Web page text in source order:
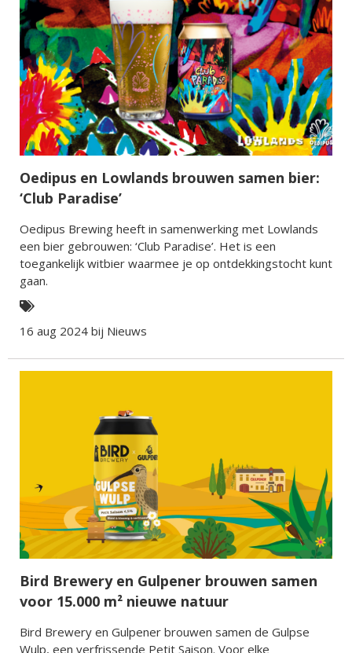
Oedipus en Lowlands brouwen samen bier:
‘Club Paradise’
Oedipus Brewing heeft in samenwerking met Lowlands
een bier gebrouwen: ‘Club Paradise’. Het is een
toegankelijk witbier waarmee je op ontdekkingstocht kunt
gaan.
16 aug 2024 bij Nieuws
Bird Brewery en Gulpener brouwen samen
voor 15.000 m² nieuwe natuur
Bird Brewery en Gulpener brouwen samen de Gulpse
Wulp, een verfrissende Petit Saison. Voor elke